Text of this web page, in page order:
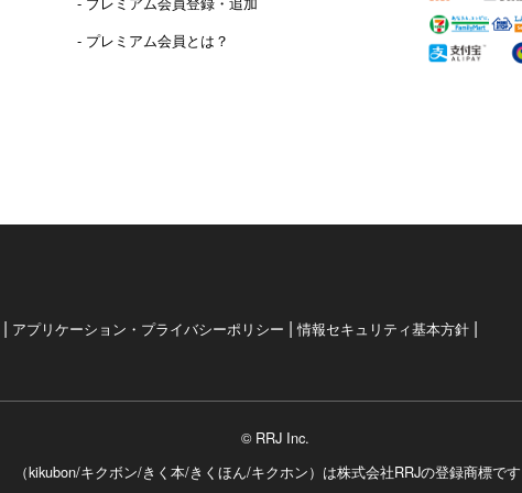
- プレミアム会員とは？
| アプリケーション・プライバシーポリシー |情報セキュリティ基本方針 |
© RRJ Inc.
（kikubon/キクボン/きく本/きくほん/キクホン）は株式会社RRJの登録商標で